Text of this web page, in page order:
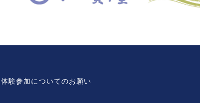
体験参加についてのお願い